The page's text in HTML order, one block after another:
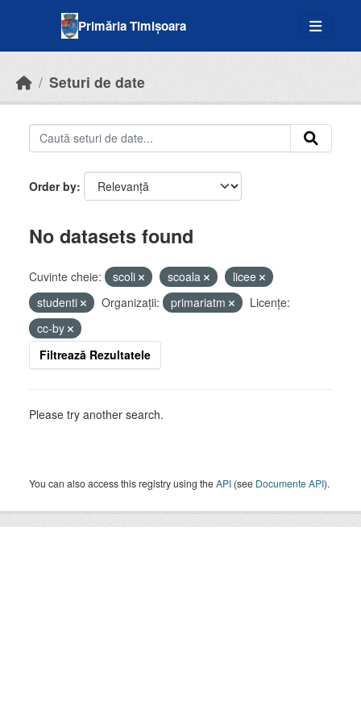
Primăria Timișoara
Seturi de date
Order by
No datasets found
Cuvinte cheie: scoli scoala
licee
studenti
Organizații: primariatm
Licenţe:
cc-by
Filtrează Rezultatele
Please try another search.
You can also access this registry using theAPI (see Documente API).